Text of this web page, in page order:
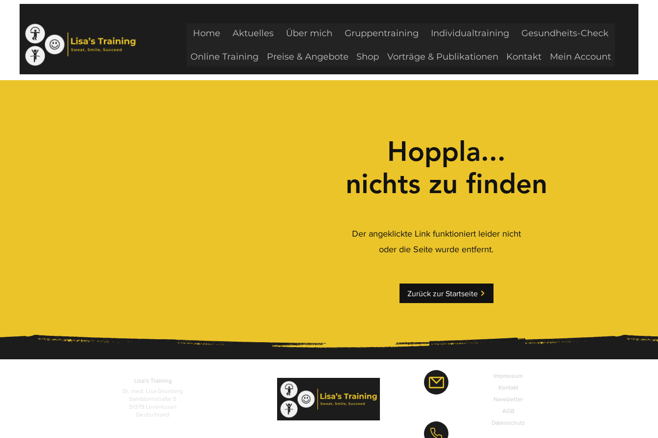
Home Aktuelles Über mich Gruppentraining Individualtraining Gesundheits-Check
Online Training Preise & Angebote Shop Vorträge & Publikationen Kontakt Mein Account
Hoppla...
nichts zu finden
Der angeklickte Link funktioniert leider nicht
oder die Seite wurde entfernt.
Zurück zur Startseite
Lisa’s Training
Dr. med. Lisa Grünberg
Sanddornstraße 5
51379 Leverkusen
Deutschland
Impressum
Kontakt
Newsletter
AGB
Datenschutz